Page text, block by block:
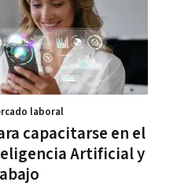
capacitarse en el
Artificial y
laboral